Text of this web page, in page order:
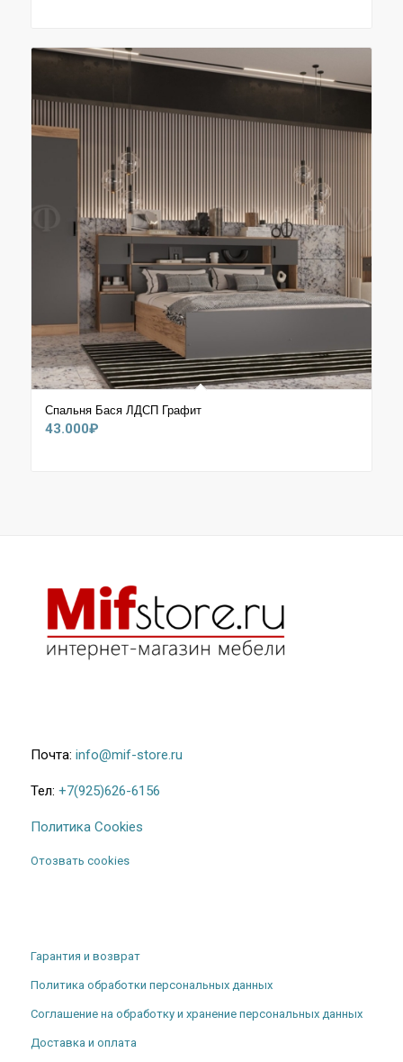
Спальня Бася ЛДСП Графит
43.000₽
Почта: info@mif-store.ru
Тел: +7(925)626-6156
Политика Cookies
Отозвать cookies
Гарантия и возврат
Политика обработки персональных данных
Соглашение на обработку и хранение персональных данных
Доставка и оплата